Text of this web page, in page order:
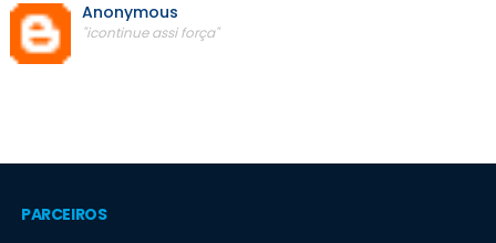
Anonymous
"icontinue assi força"
PARCEIROS